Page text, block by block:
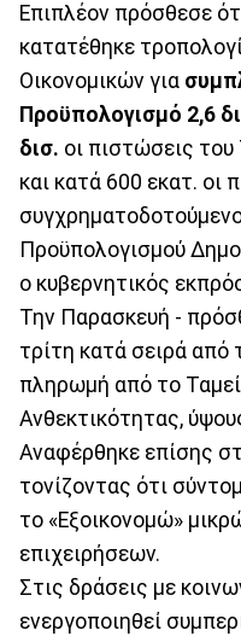
Επιπλέον πρόσθεσε
κατατέθηκε
Οικονομικών για
Προϋπολογισμό 2,6
δισ. οι πιστώσεις
και κατά 600 εκατ. οι
Προϋπολογισμού
ο κυβερνητικός
Την Παρασκευή -
τρίτη κατά σειρά από
πληρωμή από το
Ανθεκτικότητας,
Αναφέρθηκε επίσης
τονίζοντας ότι
το «Εξοικονομώ»
επιχειρήσεων.
Στις δράσεις με
ενεργοποιηθεί